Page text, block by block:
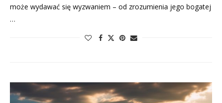
może wydawać się wyzwaniem – od zrozumienia jego bogatej
…